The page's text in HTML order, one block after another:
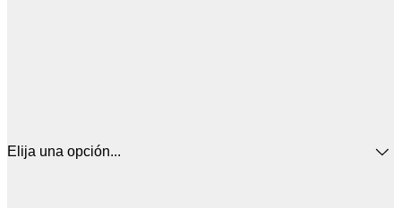
Elija una opción...